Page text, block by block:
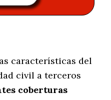
características del
civil a terceros
coberturas